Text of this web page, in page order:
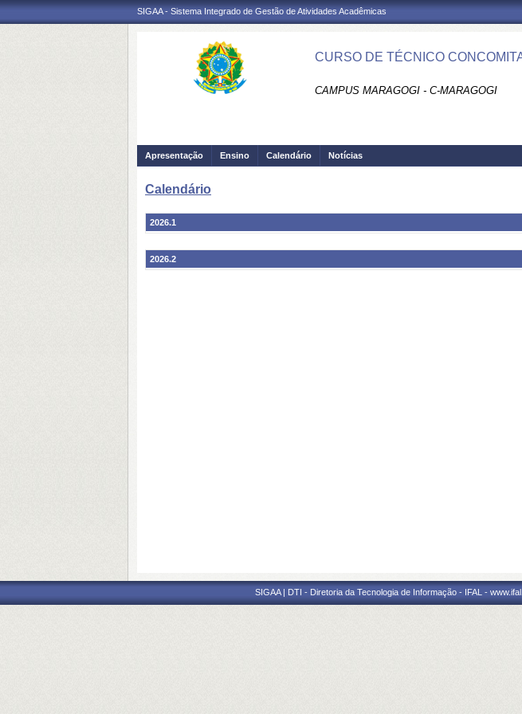
SIGAA - Sistema Integrado de Gestão de Atividades Acadêmicas
CURSO DE TÉCNICO
CAMPUS MARAGOGI - C-MARAGOGI
Apresentação Ensino Calendário Notícias
Calendário
2026.1
2026.2
SIGAA | DTI - Diretoria da Tecnologia de Informação - IFAL -